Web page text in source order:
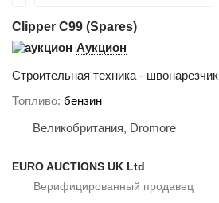
Clipper C99 (Spares)
Аукцион
Строительная техника - швонарезчик
Топливо бензин
Великобритания, Dromore
EURO AUCTIONS UK Ltd